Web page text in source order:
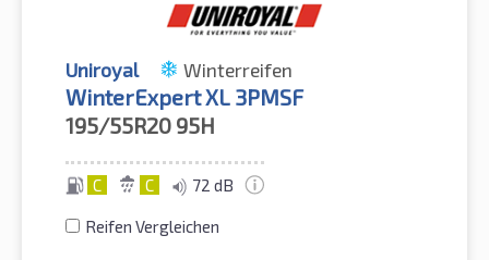
Uniroyal Winterreifen
WinterExpert XL 3PMSF
195/55R20 95H
C C 72 dB
Reifen Vergleichen